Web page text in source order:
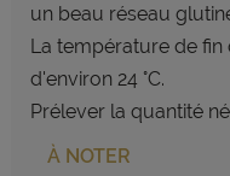
un beau réseau
La température de fin
d'environ 24 °C.
Prélever la quantité
À NOTER